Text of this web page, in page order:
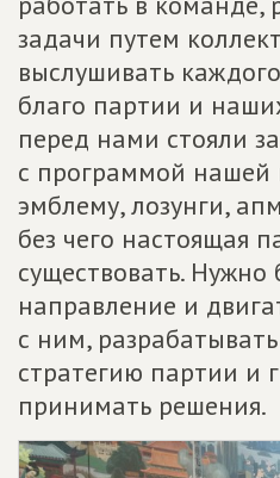
задачи путем
выслушивать
благо партии и
перед нами стояли
с программой нашей
эмблему, лозунги,
без чего настоящая
существовать.
направление и
с ним,
стратегию партии и
принимать решения.